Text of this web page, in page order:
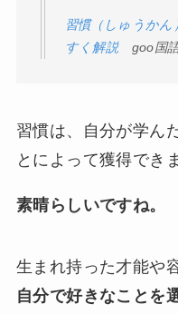
習慣（しゅうか
すく解説goo国
習慣は、自分が学ん
とによって獲得でき
素晴らしいですね。
生まれ持った才能や
自分で好きなことを